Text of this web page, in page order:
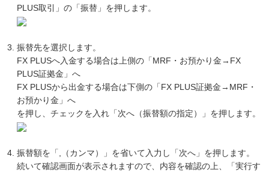
PLUS取引」の「振替」を押します。
振替先を選択します。
FX PLUSへ入金する場合は上側の「MRF・お預かり金→FX
PLUS証拠金」へ
FX PLUSから出金する場合は下側の「FX PLUS証拠金→MRF・
お預かり金」へ
を押し、チェックを入れ「次へ（振替額の指定）」を押します。
振替額を「,（カンマ）」を省いて入力し「次へ」を押します。
続いて確認画面が表示されますので、内容を確認の上、「実行す